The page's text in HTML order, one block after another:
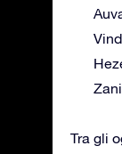
Tra gli